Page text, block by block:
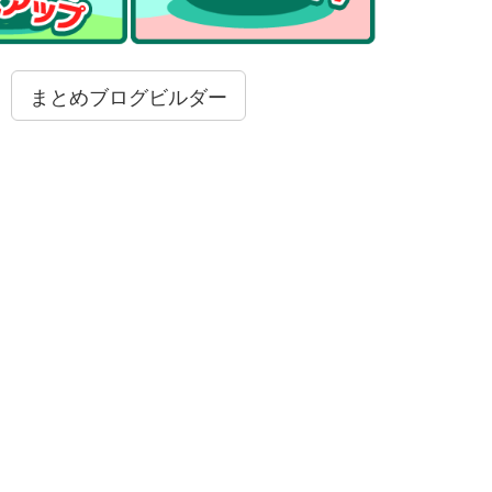
まとめブログビルダー